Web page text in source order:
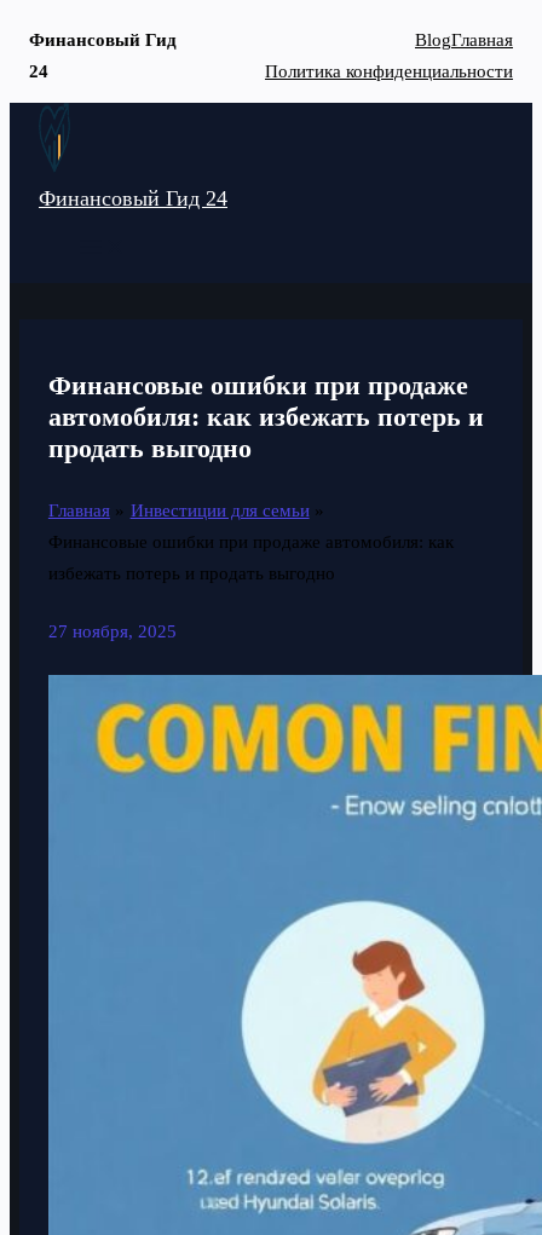
Финансовый Гид
24
BlogГлавная
Политика конфиденциальности
Перейти
Финансовый Гид 24
Финансовые ошибки при продаже
автомобиля: как избежать потерь и
продать выгодно
Главная
Инвестиции для семьи
Финансовые ошибки при продаже автомобиля: как
избежать потерь и продать выгодно
27 ноября, 2025